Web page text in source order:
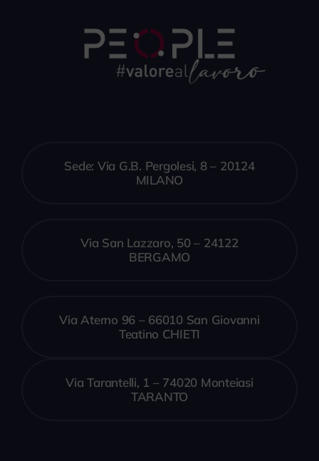
Sede: Via G.B. Pergolesi, 8 – 20124
MILANO
Via San Lazzaro, 50 – 24122
BERGAMO
Via Aterno 96 – 66010 San Giovanni
Teatino CHIETI
Via Tarantelli, 1 – 74020 Monteiasi
TARANTO